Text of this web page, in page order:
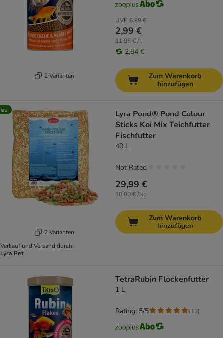
2 Varianten
UVP 6,99 €
2,99 €
11,96 € / l
2,84 €
Zum Warenkorb
hinzufügen
2 Varianten
Verkauf und Versand durch:
Lyra Pet
Lyra Pond® Pond Colour
Sticks Koi Mix Teichfutter
Fischfutter
40 L
29,99 €
10,00 € / kg
Not Rated
Zum Warenkorb
hinzufügen
TetraRubin Flockenfutter
1 L
Rating: 5/5 (13)